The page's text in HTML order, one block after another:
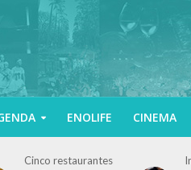
ENOLIFE CINEMA
Cinco restaurantes